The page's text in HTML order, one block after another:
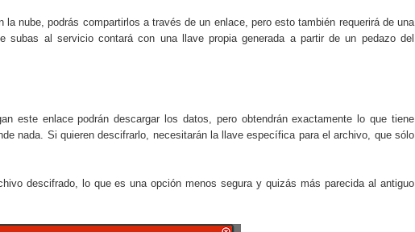
nube, podrás compartirlos a través de un enlace, pero esto también requerirá de una
subas al servicio contará con una llave propia generada a partir de un pedazo del
este enlace podrán descargar los datos, pero obtendrán exactamente lo que tiene
nada. Si quieren descifrarlo, necesitarán la llave específica para el archivo, que sólo
descifrado, lo que es una opción menos segura y quizás más parecida al antiguo